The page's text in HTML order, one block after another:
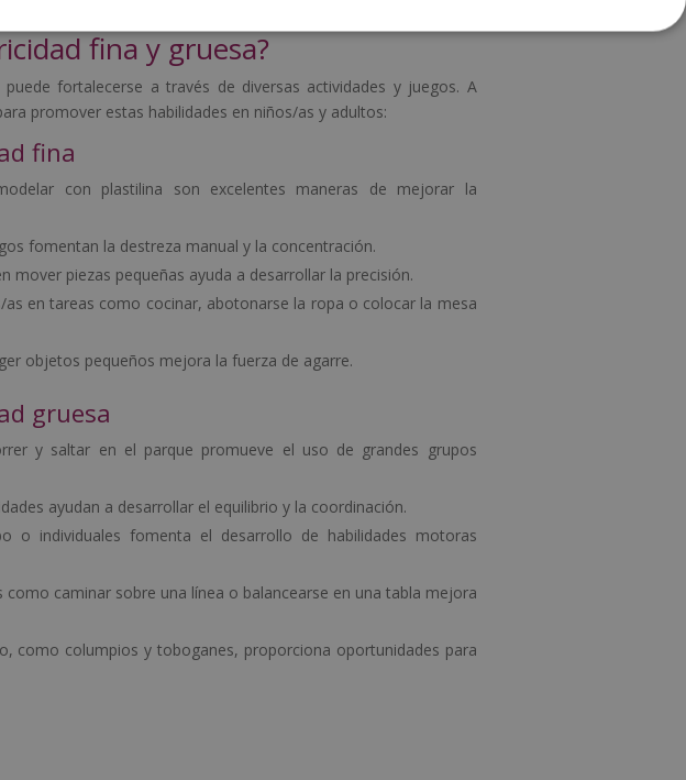
fina y gruesa?
puede fortalecerse a través de diversas actividades y juegos. A
promover estas habilidades en niños/as y adultos:
fina
con plastilina son excelentes maneras de mejorar la
fomentan la destreza manual y la concentración.
mover piezas pequeñas ayuda a desarrollar la precisión.
as en tareas como cocinar, abotonarse la ropa o colocar la mesa
objetos pequeños mejora la fuerza de agarre.
gruesa
y saltar en el parque promueve el uso de grandes grupos
ayudan a desarrollar el equilibrio y la coordinación.
o individuales fomenta el desarrollo de habilidades motoras
como caminar sobre una línea o balancearse en una tabla mejora
como columpios y toboganes, proporciona oportunidades para